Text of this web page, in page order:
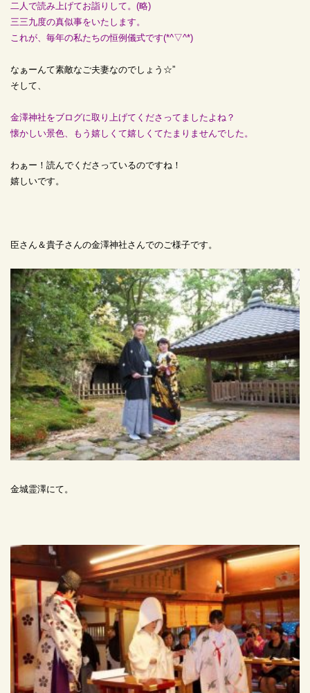
二人で読み上げてお詣りして。(略)
三三九度の真似事をいたします。
これが、毎年の私たちの恒例儀式です(*^▽^*)
なぁーんて素敵なご夫妻なのでしょう☆”
そして、
金澤神社をブログに取り上げてくださってましたよね？
懐かしい景色、もう嬉しくて嬉しくてたまりませんでした。
わぁー！読んでくださっているのですね！
嬉しいです。
臣さん＆貴子さんの金澤神社さんでのご様子です。
金城霊澤にて。